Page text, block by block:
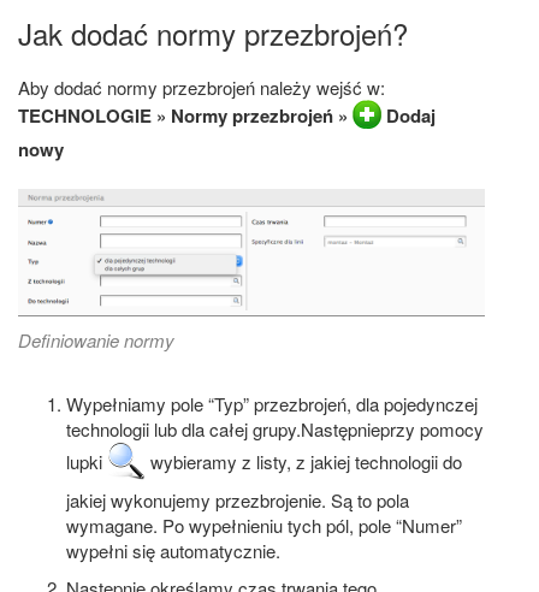
Jak dodać normy przezbrojeń?
Aby dodać normy przezbrojeń należy wejść w:
TECHNOLOGIE » Normy przezbrojeń »
Dodaj
nowy
Definiowanie normy
Wypełniamy pole “Typ” przezbrojeń, dla pojedynczej
technologii lub dla całej grupy.Następnieprzy pomocy
lupki
wybieramy z listy, z jakiej technologii do
jakiej wykonujemy przezbrojenie. Są to pola
wymagane. Po wypełnieniu tych pól, pole “Numer”
wypełni się automatycznie.